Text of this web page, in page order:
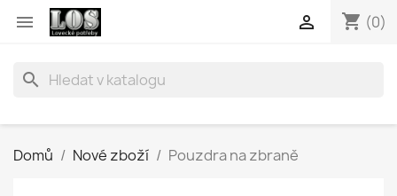
 shopping_cart (0)

search
Domů Nové zboží Pouzdra na zbraně